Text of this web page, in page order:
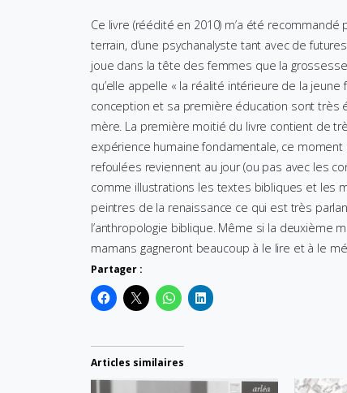
Ce livre (réédité en 2010) m’a été
terrain, d’une psychanalyste tant avec de
joue dans la tête des femmes que la
qu’elle appelle « la réalité intérieure de la jeune
conception et sa première éducation sont très
mère. La première moitié du livre contient de
expérience humaine fondamentale, ce moment
refoulées reviennent au jour (ou pas avec les
comme illustrations les textes bibliques et les
peintres de la renaissance ce qui est très
l’anthropologie biblique. Même si la deuxième
mamans gagneront beaucoup à le lire et à le
Partager :
Articles similaires